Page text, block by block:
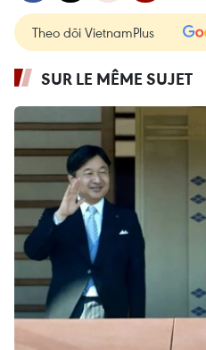
Theo dõi VietnamPlus
SUR LE MÊME SUJET